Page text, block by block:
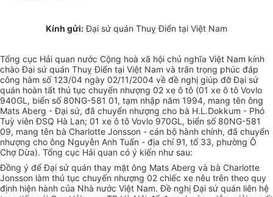
Kính gửi:Đại sứ quán Thuỵ Điển tại Việt Nam
Tổng cục Hải quan nước Cộng hoà xã hội chủ nghĩa Việt Nam kính
chào Đại sứ quán Thuỵ Điển tại Việt Nam và trân trọng phúc đáp
công hàm số 123/04 ngày 02/11/2004 về đề nghị giúp đỡ Đại sứ
quán hoàn tất thủ tục chuyển nhượng 02 xe ô tô (01 xe ô tô Vovlo
940GL, biển số 80NG-581 01, tạm nhập năm 1994, mang tên ông
Mats Aberg - Đại sứ, đã chuyển nhượng cho bà H.L.Dokkum - Phó
Tuỳ viên ĐSQ Hà Lan; 01 xe ô tô Vovlo 970GL, biển số 80NG-581
09, mang tên bà Charlotte Jonsson - cán bộ hành chính, đã chuyển
nhượng cho ông Nguyễn Anh Tuấn - địa chỉ 91, tổ 33, phường Ô
Chợ Dừa). Tổng cục Hải quan có ý kiến như sau:
Đồng ý để Đại sứ quán thay mặt ông Mats Aberg và bà Charlotte
Jonsson làm thủ tục chuyển nhượng 02 chiếc xe nêu trên theo quy
định hiện hành của Nhà nước Việt Nam. Đề nghị Đại sứ quán liên hệ